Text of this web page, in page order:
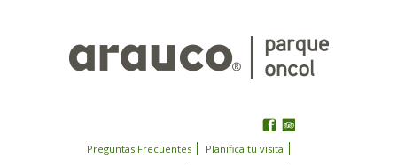
Preguntas Frecuentes
Planifica tu visita